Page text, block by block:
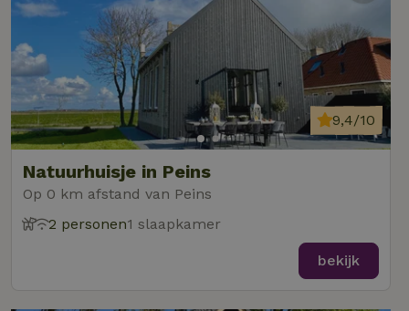
Natuurhuisje in Peins
Op 0 km afstand van Peins
9,4/10
2 personen1 slaapkamer
bekijk